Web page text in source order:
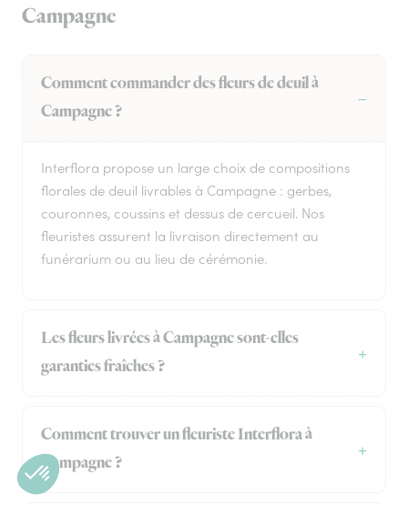
Campagne
Comment commander des fleurs de deuil à
Campagne ?
Interflora propose un large choix de compositions
florales de deuil livrables à Campagne : gerbes,
couronnes, coussins et dessus de cercueil. Nos
fleuristes assurent la livraison directement au
funérarium ou au lieu de cérémonie.
Les fleurs livrées à Campagne sont-elles
garanties fraîches ?
Comment trouver un fleuriste Interflora à
Campagne ?